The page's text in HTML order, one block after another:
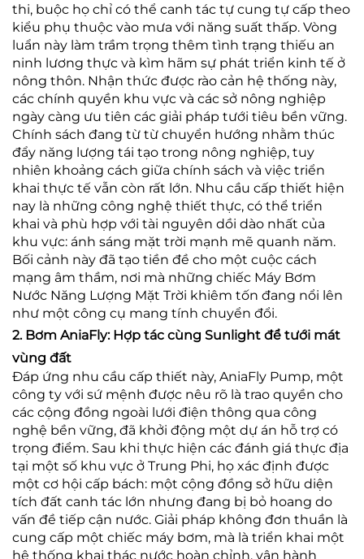
thi, buộc họ chỉ có thể canh tác tự cung tự cấp theo
kiểu phụ thuộc vào mưa với năng suất thấp. Vòng
luẩn này làm trầm trọng thêm tình trạng thiếu an
ninh lương thực và kìm hãm sự phát triển kinh tế ở
nông thôn. Nhận thức được rào cản hệ thống này,
các chính quyền khu vực và các sở nông nghiệp
ngày càng ưu tiên các giải pháp tưới tiêu bền vững.
Chính sách đang từ từ chuyển hướng nhằm thúc
đẩy năng lượng tái tạo trong nông nghiệp, tuy
nhiên khoảng cách giữa chính sách và việc triển
khai thực tế vẫn còn rất lớn. Nhu cầu cấp thiết hiện
nay là những công nghệ thiết thực, có thể triển
khai và phù hợp với tài nguyên dồi dào nhất của
khu vực: ánh sáng mặt trời mạnh mẽ quanh năm.
Bối cảnh này đã tạo tiền đề cho một cuộc cách
mạng âm thầm, nơi mà những chiếc Máy Bơm
Nước Năng Lượng Mặt Trời khiêm tốn đang nổi lên
như một công cụ mang tính chuyển đổi.
2. Bơm AniaFly: Hợp tác cùng Sunlight để tưới mát
vùng đất
Đáp ứng nhu cầu cấp thiết này, AniaFly Pump, một
công ty với sứ mệnh được nêu rõ là trao quyền cho
các cộng đồng ngoài lưới điện thông qua công
nghệ bền vững, đã khởi động một dự án hỗ trợ có
trọng điểm. Sau khi thực hiện các đánh giá thực địa
tại một số khu vực ở Trung Phi, họ xác định được
một cơ hội cấp bách: một cộng đồng sở hữu diện
tích đất canh tác lớn nhưng đang bị bỏ hoang do
vấn đề tiếp cận nước. Giải pháp không đơn thuần là
cung cấp một chiếc máy bơm, mà là triển khai một
hệ thống khai thác nước hoàn chỉnh, vận hành